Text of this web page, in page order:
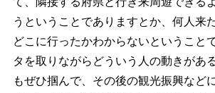
うということでありますとか、何人来
どこに行ったかわからないということ
タを取りながらどういう人の動きがあ
もぜひ掴んで、その後の観光振興など